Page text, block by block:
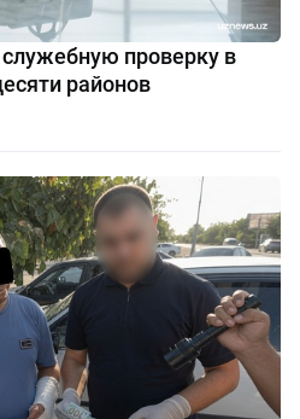
проверку в
районов